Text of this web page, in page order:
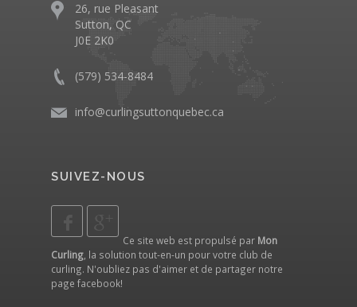
26, rue Pleasant
Sutton, QC
J0E 2K0
(579) 534-8484
info@curlingsuttonquebec.ca
SUIVEZ-NOUS
Ce site web est propulsé par Mon
Curling, la solution tout-en-un pour votre club de
curling. N'oubliez pas d'aimer et de partager notre
page facebook!